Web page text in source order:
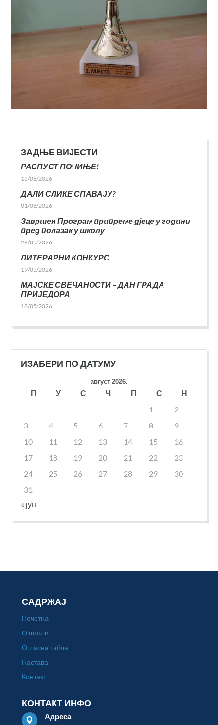
ЗАДЊЕ ВИЈЕСТИ
РАСПУСТ ПОЧИЊЕ!
15/06/2026
ДАЛИ СЛИКЕ СПАВАЈУ?
01/06/2026
Завршен Програм припреме дјеце у години
пред полазак у школу
29/05/2026
ЛИТЕРАРНИ КОНКУРС
19/05/2026
МАЈСКЕ СВЕЧАНОСТИ – ДАН ГРАДА
ПРИЈЕДОРА
18/05/2026
ИЗАБЕРИ ПО ДАТУМУ
август 2026.
П У С Ч П С
Н
1
2
3
4 5 6 7 8
9
10
11 12 13 14 15
16
17
18 19 20 21 22
23
24
25 26 27 28 29
30
31
« јун
САДРЖАЈ
Почетна
О школи
Огласна табла
Настава
Контакт
КОНТАКТ ИНФО
 Адреса